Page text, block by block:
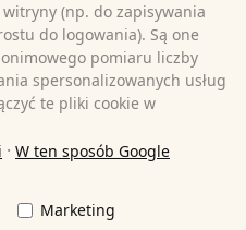
VAT.
(np. do zapisywania
do logowania). Są one
pomiaru liczby
spersonalizowanych usług
te pliki cookie w
· W ten sposób Google
Marketing